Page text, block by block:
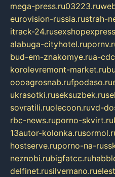
mega-press.ru03223.ru
eurovision-russia.rustrah-
itrack-24.ru
alabuga-cityhotel.ru
bud-em-znakomye.rua-
korolevremont-market.ru
oooagrosnab.rufpodaso.ru
ukrasotki.ruseksuzbek.ru
sovratili.ruolecoon.ruvd-
rbc-news.ruporno-skvirt.ru
13autor-kolonka.ru
hostserve.ruporno-na-
neznobi.rubigfatcc.ru
delfinet.rusilvernano.ru